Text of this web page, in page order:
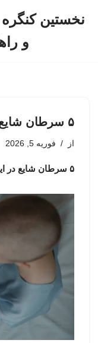
نخستین
و
۵ سرطان شایع‌ در ایران کدامند؟
از فوریه 5, 2026
۵ سرطان شایع‌ در ایران کدامند؟